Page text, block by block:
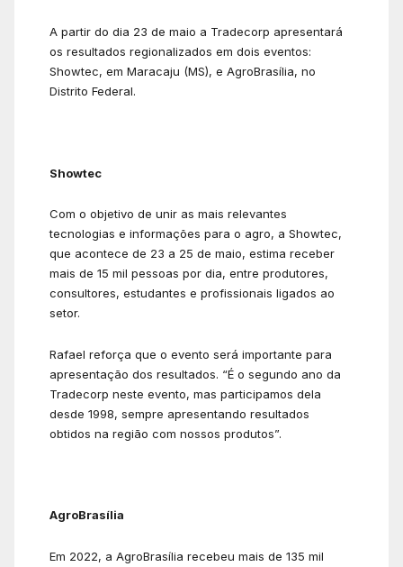
A partir do dia 23 de maio a Tradecorp apresentará
os resultados regionalizados em dois eventos:
Showtec, em Maracaju (MS), e AgroBrasília, no
Distrito Federal.
Showtec
Com o objetivo de unir as mais relevantes
tecnologias e informações para o agro, a Showtec,
que acontece de 23 a 25 de maio, estima receber
mais de 15 mil pessoas por dia, entre produtores,
consultores, estudantes e profissionais ligados ao
setor.
Rafael reforça que o evento será importante para
apresentação dos resultados. “É o segundo ano da
Tradecorp neste evento, mas participamos dela
desde 1998, sempre apresentando resultados
obtidos na região com nossos produtos”.
AgroBrasília
Em 2022, a AgroBrasília recebeu mais de 135 mil